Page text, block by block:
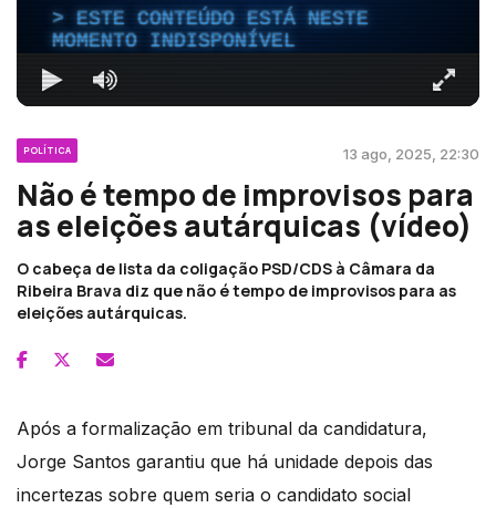
ESTE CONTEÚDO ESTÁ NESTE
MOMENTO INDISPONÍVEL
POLÍTICA 13 ago, 2025, 22:30
Não é tempo de improvisos para
as eleições autárquicas (vídeo)
O cabeça de lista da coligação PSD/CDS à Câmara da
Ribeira Brava diz que não é tempo de improvisos para as
eleições autárquicas.
Após a formalização em tribunal da candidatura,
Jorge Santos garantiu que há unidade depois das
incertezas sobre quem seria o candidato social